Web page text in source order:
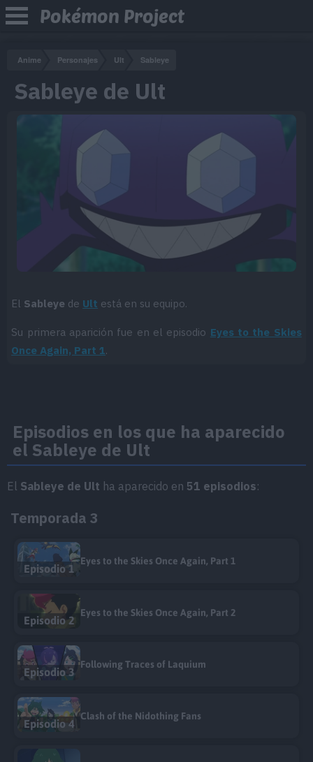
Pokémon Project
Anime Personajes Ult Sableye
Sableye de Ult
El Sableye de Ult está en su equipo.
Su primera aparición fue en el episodio Eyes to the Skies
Once Again, Part 1.
Episodios en los que ha aparecido
el Sableye de Ult
El Sableye de Ult ha aparecido en 51 episodios:
Temporada 3
Episodio 1
Eyes to the Skies Once Again, Part 1
Episodio 2
Eyes to the Skies Once Again, Part 2
Episodio 3
Following Traces of Laquium
Episodio 4
Clash of the Nidothing Fans